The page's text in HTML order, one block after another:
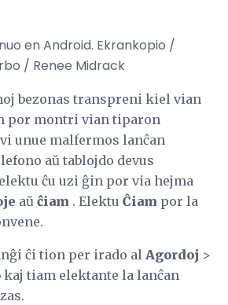
en Android. Ekrankopio /
/ Renee Midrack
bezonas transpreni kiel vian
por montri vian tiparon
unue malfermos lanĉan
aŭ tablojdo devus
ĉu uzi ĝin por via hejma
aŭ ĉiam . Elektu Ĉiam por la
ĉi tion per irado al Agordoj >
kaj tiam elektante la lanĉan